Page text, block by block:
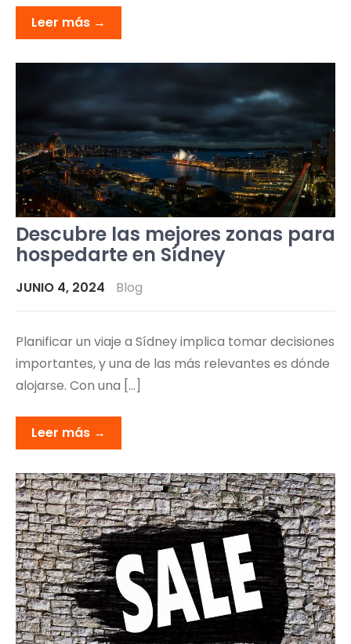
Leer más →
Descubre las mejores zonas para
hospedarte en Sídney
JUNIO 4, 2024 Blog
Planificar un viaje a Sídney implica tomar decisiones
importantes, y una de las más relevantes es dónde
alojarse. Con una […]
Leer más →